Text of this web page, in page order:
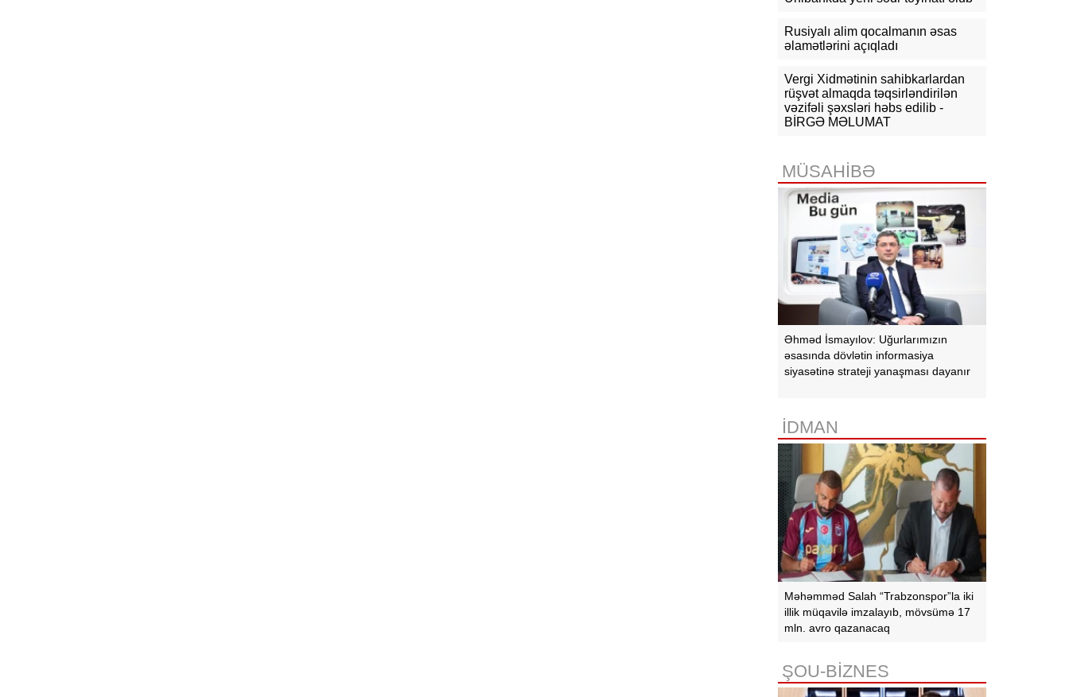
İranla müharibədən çıxış yolu axtarır
vaxtlarda TRIPP layihəsinin praktiki
icrasına başlayacağıq
10:15 Paşinyan: Ermənistanla
Rusiyalı alim qocalmanın əsas
əlamətlərini açıqladı
Vergi Xidmətinin sahibkarlardan
rüşvət almaqda təqsirləndirilən
vəzifəli şəxsləri həbs edilib -
BİRGƏ MƏLUMAT
MÜSAHİBƏ
Əhməd İsmayılov: Uğurlarımızın
əsasında dövlətin informasiya
siyasətinə strateji yanaşması dayanır
İDMAN
Məhəmməd Salah “Trabzonspor”la iki
illik müqavilə imzalayıb, mövsümə 17
mln. avro qazanacaq
ŞOU-BİZNES